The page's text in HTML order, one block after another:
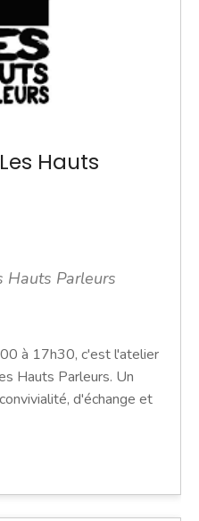
Hauts
Hauts Parleurs
à 17h30, c'est l'atelier
Hauts Parleurs. Un
d'échange et